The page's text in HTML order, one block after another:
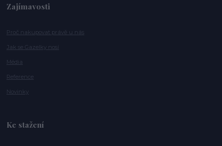
Zajímavosti
Proč nakupovat právě u nás
Jak se Gazelky nosí
Média
Reference
Novinky
Ke stažení